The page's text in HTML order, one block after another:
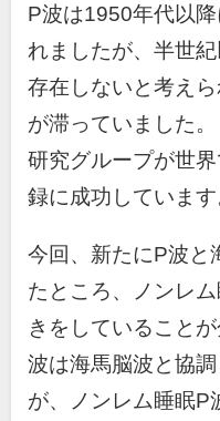
P波は1950年代以
れましたが、半世
存在しないと考え
が滞っていました。
研究グループが世
録に成功しています
今回、新たにP波と
たところ、ノンレ
きをしていること
波は海馬脳波と協
が、ノンレム睡眠P